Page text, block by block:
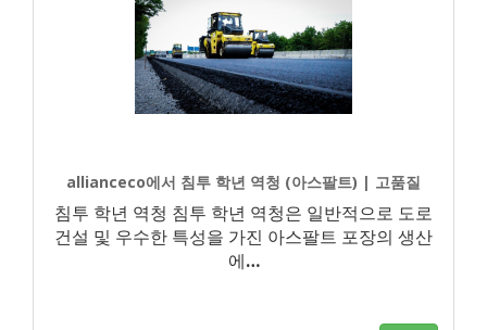
allianceco에서 침투 학년 역청 (아스팔트) | 고품질
침투 학년 역청 침투 학년 역청은 일반적으로 도로
건설 및 우수한 특성을 가진 아스팔트 포장의 생산
에…